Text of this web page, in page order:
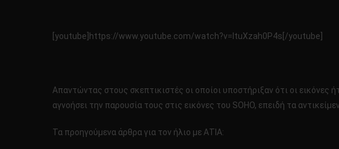
[youtube]https://www.youtube.com/watch?v=ltuXzah0P4s[/youtube]
Απαντώντας στους σκεπτικιστές οι οποίοι υποστήριξαν ότι οι
αγνοήσει την παρουσία τους στις εικόνες του SOHO, επειδή τα
Τα προηγούμενα άρθρα για τον ήλιο με ΑΤΙΑ: